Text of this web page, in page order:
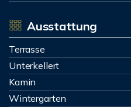
Ausstattung
Terrasse
Unterkellert
Kamin
Wintergarten